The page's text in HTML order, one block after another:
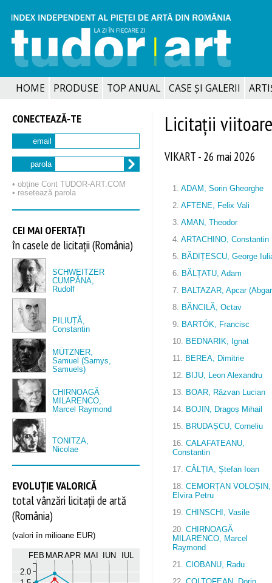
HOME PRODUSE TOP ANUAL CASE ȘI GALERII
CONECTEAZĂ‑TE
email
parola
• obține Cont TUDOR‑ART.COM
• resetează parola
CEI MAI OFERTAȚI
în casele de licitații (România)
SCHWEITZER
CUMPĂNA,
Rudolf
PILIUȚĂ,
Constantin
MÜTZNER,
Samuel (Samys,
Samuels)
CHIRNOAGĂ
MILARENCO,
Marcel Raymond
TONITZA,
Nicolae
EVOLUȚIE VALORICĂ
total vânzări licitații de artă
(România)
(valori în milioane EUR)
FEB MARAPR MAI IUN IUL
2.0
Licitații viitoare
VIKART - 26 mai 2026
1. ADAM, Sorin Gheorghe
2. AFTENE, Felix Vali
3. AMAN, Theodor
4. ARTACHINO, Constantin
5. BĂDIȚESCU, George
6. BĂLȚATU, Adam
7. BALTAZAR, Apcar
8. BĂNCILĂ, Octav
9. BARTÓK, Francisc
10. BEDNARIK, Ignat
11. BEREA, Dimitrie
12. BIJU, Leon Alexandru
13. BOAR, Răzvan Lucian
14. BOJIN, Dragoș Mihail
15. BRUDAȘCU, Corneliu
16. CALAFATEANU,
Constantin
17. CÂLȚIA, Ștefan Ioan
18. CEMORȚAN VOLOȘIN,
Elvira Petru
19. CHINSCHI, Vasile
20. CHIRNOAGĂ
MILARENCO, Marcel
Raymond
21. CIOBANU, Radu